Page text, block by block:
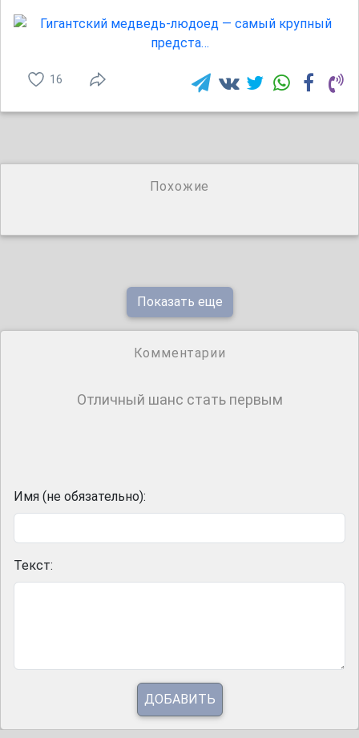
16
Похожие
Показать еще
Комментарии
Отличный шанс стать первым
Имя (не обязательно):
Текст:
ДОБАВИТЬ